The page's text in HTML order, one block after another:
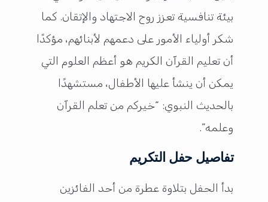
بيئة تنافسية تعزز روح الاجتهاد والإتقان. كما
شكر أولياء الأمور على دعمهم لأبنائهم، مؤكدًا
أن تعليم القرآن الكريم هو أعظم العلوم التي
يمكن أن ينشأ عليها الأطفال، مستشهدًا
بالحديث النبوي: “خيركم من تعلم القرآن
وعلمه”.
تفاصيل حفل التكريم
بدأ الحفل بتلاوة عطرة من أحد الفائزين